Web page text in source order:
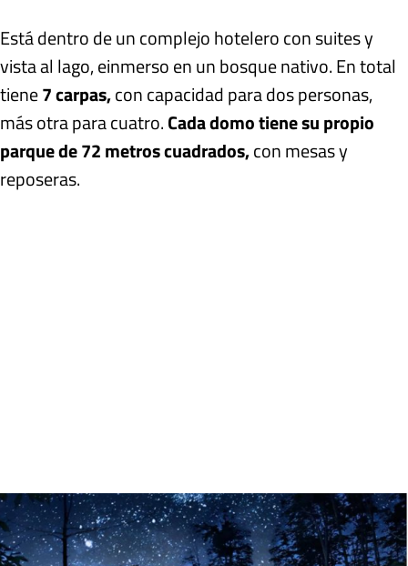
Está dentro de un complejo hotelero con suites y
vista al lago, einmerso en un bosque nativo. En total
tiene7 carpas,con capacidad para dos personas,
más otra para cuatro.Cada domo tienesu propio
parque de 72 metros cuadrados,con mesas y
reposeras.